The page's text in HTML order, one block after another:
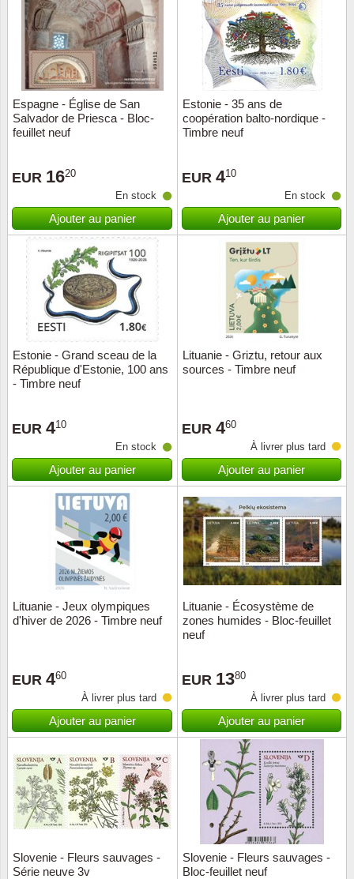
Espagne - Église de San
Salvador de Priesca - Bloc-
feuillet neuf
EUR 1620
En stock
Ajouter au panier
Estonie - 35 ans de
coopération balto-nordique -
Timbre neuf
EUR 410
En stock
Ajouter au panier
Estonie - Grand sceau de la
République d'Estonie, 100 ans
- Timbre neuf
EUR 410
En stock
Ajouter au panier
Lituanie - Griztu, retour aux
sources - Timbre neuf
EUR 460
À livrer plus tard
Ajouter au panier
Lituanie - Jeux olympiques
d'hiver de 2026 - Timbre neuf
EUR 460
À livrer plus tard
Ajouter au panier
Lituanie - Écosystème de
zones humides - Bloc-feuillet
neuf
EUR 1380
À livrer plus tard
Ajouter au panier
Slovenie - Fleurs sauvages -
Série neuve 3v
Slovenie - Fleurs sauvages -
Bloc-feuillet neuf
Chine
Fleurs
Grèce
Islande
Iles
Irlande
Italie
Japon